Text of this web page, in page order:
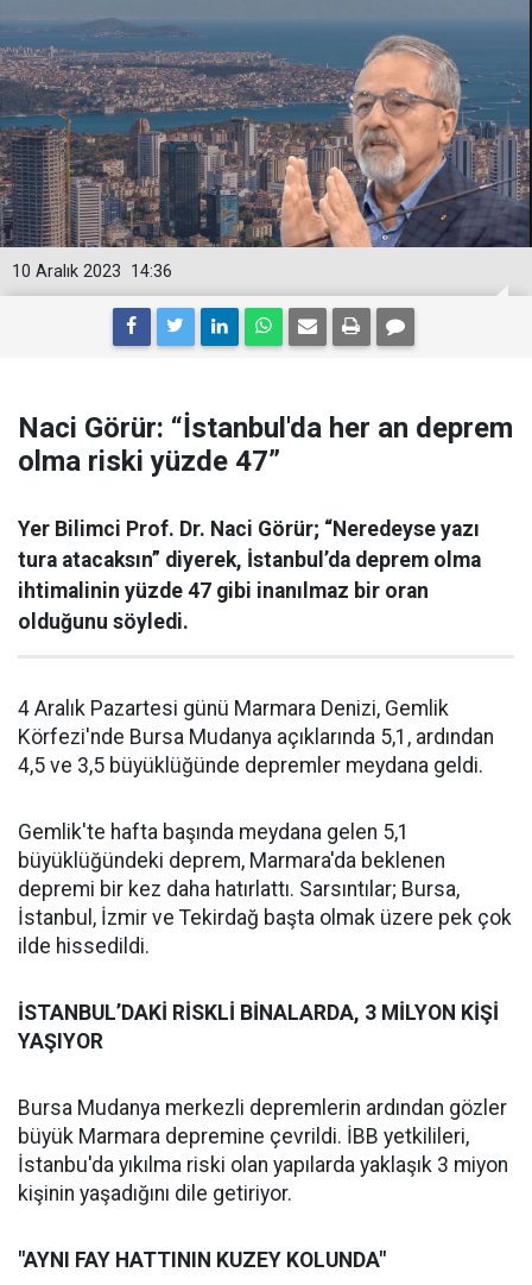
14:36
10 Aralık 2023
Naci Görür: “İstanbul'da her an deprem
olma riski yüzde 47”
Yer Bilimci Prof. Dr. Naci Görür; “Neredeyse yazı
tura atacaksın” diyerek, İstanbul’da deprem olma
ihtimalinin yüzde 47 gibi inanılmaz bir oran
olduğunu söyledi.
4 Aralık Pazartesi günü Marmara Denizi, Gemlik
Körfezi'nde Bursa Mudanya açıklarında 5,1, ardından
4,5 ve 3,5 büyüklüğünde depremler meydana geldi.
Gemlik'te hafta başında meydana gelen 5,1
büyüklüğündeki deprem, Marmara'da beklenen
depremi bir kez daha hatırlattı. Sarsıntılar; Bursa,
İstanbul, İzmir ve Tekirdağ başta olmak üzere pek çok
ilde hissedildi.
İSTANBUL’DAKİ RİSKLİ BİNALARDA, 3 MİLYON KİŞİ
YAŞIYOR
Bursa Mudanya merkezli depremlerin ardından gözler
büyük Marmara depremine çevrildi. İBB yetkilileri,
İstanbu'da yıkılma riski olan yapılarda yaklaşık 3 miyon
kişinin yaşadığını dile getiriyor.
"AYNI FAY HATTININ KUZEY KOLUNDA"